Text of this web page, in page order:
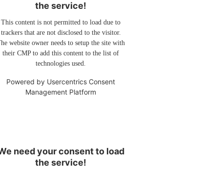
the service!
This content is not permitted to load due to
trackers that are not disclosed to the visitor.
website owner needs to setup the site with
their CMP to add this content to the list of
technologies used.
Powered by Usercentrics Consent
Management Platform
need your consent to load
the service!